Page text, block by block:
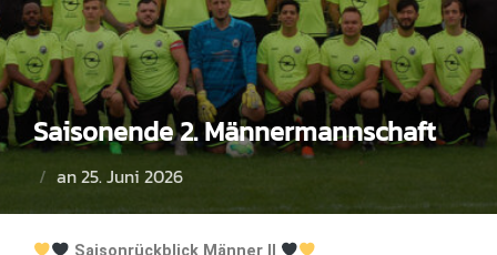
Saisonende 2. Männermannschaft
an25. Juni 2026
Saisonrückblick Männer II